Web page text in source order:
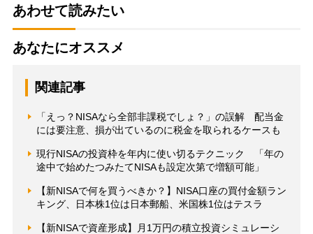
あわせて読みたい
あなたにオススメ
関連記事
「えっ？NISAなら全部非課税でしょ？」の誤解 配当金
には要注意、損が出ているのに税金を取られるケースも
現行NISAの投資枠を年内に使い切るテクニック 「年の
途中で始めたつみたてNISAも設定次第で増額可能」
【新NISAで何を買うべきか？】NISA口座の買付金額ラン
キング、日本株1位は日本郵船、米国株1位はテスラ
【新NISAで資産形成】月1万円の積立投資シミュレーシ